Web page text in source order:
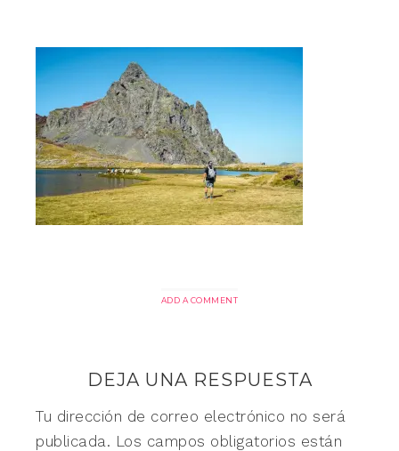
ADD A COMMENT
DEJA UNA RESPUESTA
Tu dirección de correo electrónico no será
publicada. Los campos obligatorios están